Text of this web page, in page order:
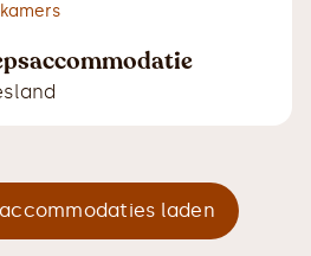
kamers
laden